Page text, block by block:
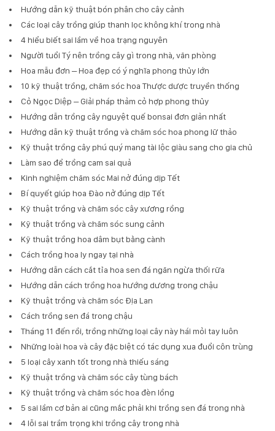
Hướng dẫn kỹ thuật bón phân cho cây cảnh
Các loại cây trồng giúp thanh lọc không khí trong nhà
4 hiểu biết sai lầm về hoa trạng nguyên
Người tuổi Tý nên trồng cây gì trong nhà, văn phòng
Hoa mẫu đơn – Hoa đẹp có ý nghĩa phong thủy lớn
10 kỹ thuật trồng, chăm sóc hoa Thược dược truyền thống
Cỏ Ngọc Diệp – Giải pháp thảm cỏ hợp phong thủy
Hướng dẫn trồng cây nguyệt quế bonsai đơn giản nhất
Hướng dẫn kỹ thuật trồng và chăm sóc hoa phong lữ thảo
Kỹ thuật trồng cây phú quý mang tài lộc giàu sang cho gia chủ
Làm sao để trồng cam sai quả
Kinh nghiệm chăm sóc Mai nở đúng dịp Tết
Bí quyết giúp hoa Đào nở đúng dịp Tết
Kỹ thuật trồng và chăm sóc cây xương rồng
Kỹ thuật trồng và chăm sóc sung cảnh
Kỹ thuật trồng hoa dâm bụt bằng cành
Cách trồng hoa ly ngay tại nhà
Hướng dẫn cách cắt tỉa hoa sen đá ngăn ngừa thối rữa
Hướng dẫn cách trồng hoa hướng dương trong chậu
Kỹ thuật trồng và chăm sóc Địa Lan
Cách trồng sen đá trong chậu
Tháng 11 đến rồi, trồng những loại cây này hái mỏi tay luôn
Những loài hoa và cây đặc biệt có tác dụng xua đuổi côn trùng
5 loại cây xanh tốt trong nhà thiếu sáng
Kỹ thuật trồng và chăm sóc cây tùng bách
Kỹ thuật trồng và chăm sóc hoa đèn lồng
5 sai lầm cơ bản ai cũng mắc phải khi trồng sen đá trong nhà
4 lỗi sai trầm trọng khi trồng cây trong nhà